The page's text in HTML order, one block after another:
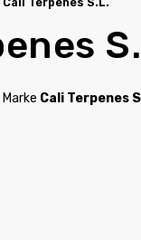
Cali Terpenes